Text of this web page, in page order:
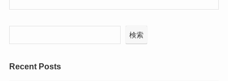
検索
Recent Posts